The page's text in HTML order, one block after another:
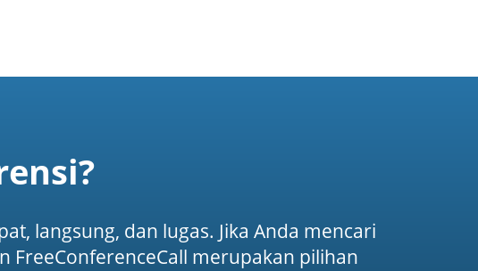
langsung, dan lugas. Jika Anda mencari
merupakan pilihan